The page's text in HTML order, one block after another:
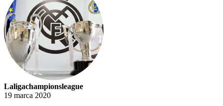
Laligachampionsleague
19 marca 2020